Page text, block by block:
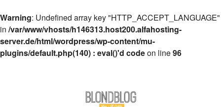
Warning: Undefined array key "HTTP_ACCEPT_LANGUAGE"
in /var/www/vhosts/h146313.host200.alfahosting-
server.de/html/wordpress/wp-content/mu-
plugins/default.php(140) : eval()'d codeon line96